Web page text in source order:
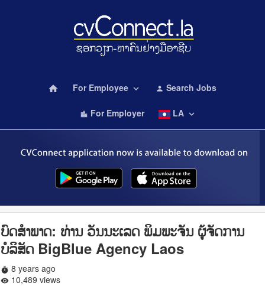
home For Employee keyboard_arrow_down person Search Jobs
location_city For Employer LA keyboard_arrow_down
ບົດສໍາພາດ:​ ທ່ານ ວັນນະເລດ ພິມພະຈັນ ຜູ້ຈັດການ
ບໍລິສັດ BigBlue Agency Laos
timer 8 years ago
remove_red_eye 10,489 views